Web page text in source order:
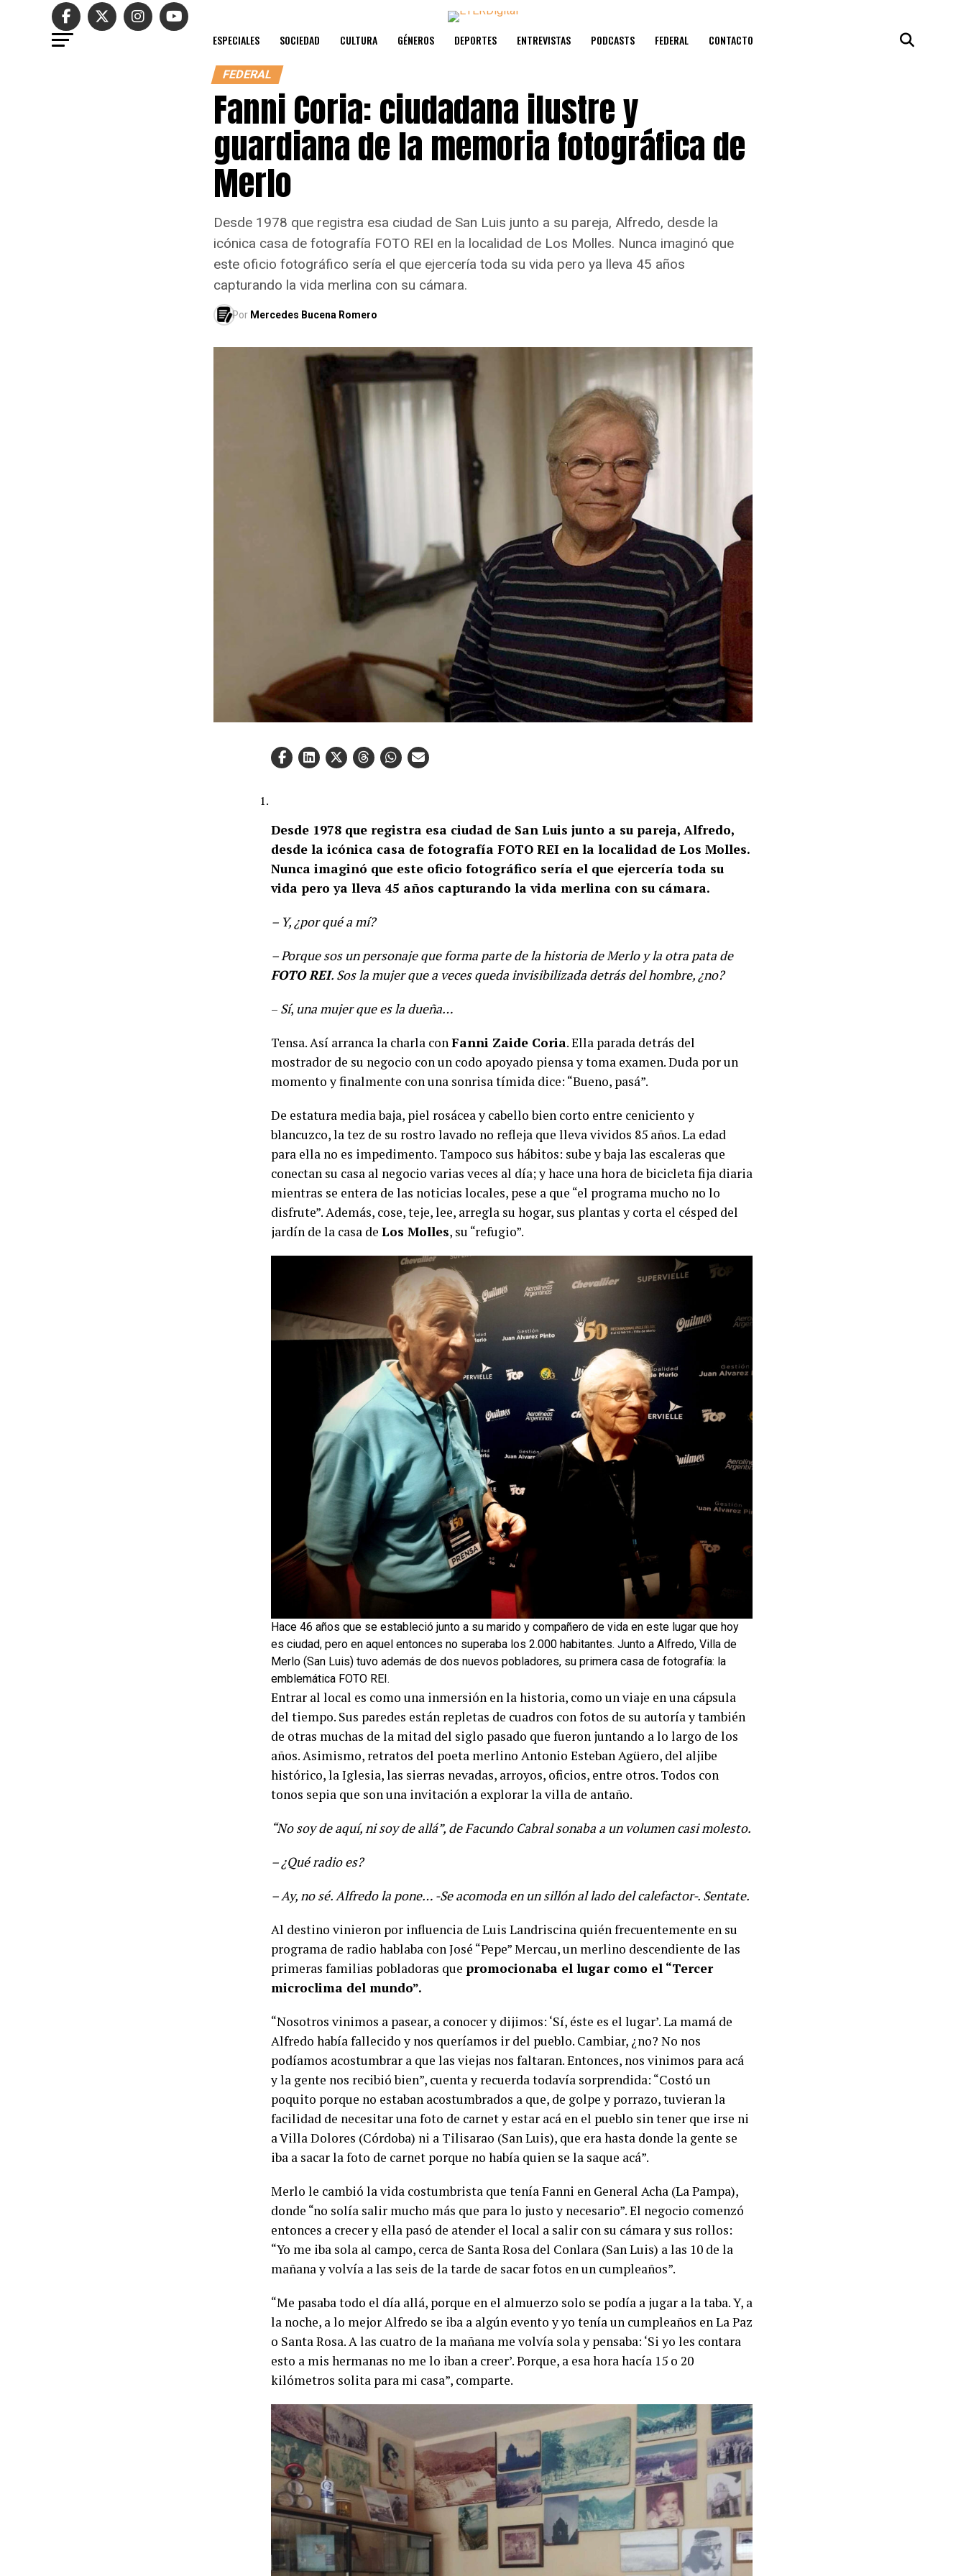
ESPECIALES SOCIEDAD CULTURA GÉNEROS DEPORTES ENTREVISTAS PODCASTS FEDERAL CONTACTO
FEDERAL
Fanni Coria: ciudadana ilustre y
guardiana de la memoria fotográfica de
Merlo
Desde 1978 que registra esa ciudad de San Luis junto a su pareja, Alfredo, desde la
icónica casa de fotografía FOTO REI en la localidad de Los Molles. Nunca imaginó que
este oficio fotográfico sería el que ejercería toda su vida pero ya lleva 45 años
capturando la vida merlina con su cámara.
Por Mercedes Bucena Romero
Desde 1978 que registra esa ciudad de San Luis junto a su pareja, Alfredo,
desde la icónica casa de fotografía FOTO REI en la localidad de Los Molles.
Nunca imaginó que este oficio fotográfico sería el que ejercería toda su
vida pero ya lleva 45 años capturando la vida merlina con su cámara.
– Y, ¿por qué a mí?
– Porque sos un personaje que forma parte de la historia de Merlo y la otra pata de
FOTO REI. Sos la mujer que a veces queda invisibilizada detrás del hombre, ¿no?
– Sí, una mujer que es la dueña…
Tensa. Así arranca la charla conFanni Zaide Coria. Ella parada detrás del
mostrador de su negocio con un codo apoyado piensa y toma examen. Duda por un
momento y finalmente con una sonrisa tímida dice: “Bueno, pasá”.
De estatura media baja, piel rosácea y cabello bien corto entre ceniciento y
blancuzco, la tez de su rostro lavado no refleja que lleva vividos 85 años. La edad
para ella no es impedimento. Tampoco sus hábitos: sube y baja las escaleras que
conectan su casa al negocio varias veces al día; y hace una hora de bicicleta fija diaria
mientras se entera de las noticias locales, pese a que “el programa mucho no lo
disfrute”. Además, cose, teje, lee, arregla su hogar, sus plantas y corta el césped del
jardín de la casa de Los Molles, su “refugio”.
Hace 46 años que se estableció junto a su marido y compañero de vida en este lugar que hoy
es ciudad, pero en aquel entonces no superaba los 2.000 habitantes. Junto a Alfredo, Villa de
Merlo (San Luis) tuvo además de dos nuevos pobladores, su primera casa de fotografía: la
emblemática FOTO REI.
Entrar al local es como una inmersión en la historia, como un viaje en una cápsula
del tiempo. Sus paredes están repletas de cuadros con fotos de su autoría y también
de otras muchas de la mitad del siglo pasado que fueron juntando a lo largo de los
años. Asimismo, retratos del poeta merlino Antonio Esteban Agüero, del aljibe
histórico, la Iglesia, las sierras nevadas, arroyos, oficios, entre otros. Todos con
tonos sepia que son una invitación a explorar la villa de antaño.
“No soy de aquí, ni soy de allá”, de Facundo Cabral sonaba a un volumen casi molesto.
– ¿Qué radio es?
– Ay, no sé. Alfredo la pone… -Se acomoda en un sillón al lado del calefactor-. Sentate.
Al destino vinieron por influencia de Luis Landriscina quién frecuentemente en su
programa de radio hablaba con José “Pepe” Mercau, un merlino descendiente de las
primeras familias pobladoras que promocionaba el lugar como el “Tercer
microclima del mundo”.
“Nosotros vinimos a pasear, a conocer y dijimos: ‘Sí, éste es el lugar’. La mamá de
Alfredo había fallecido y nos queríamos ir del pueblo. Cambiar, ¿no? No nos
podíamos acostumbrar a que las viejas nos faltaran. Entonces, nos vinimos para acá
y la gente nos recibió bien”, cuenta y recuerda todavía sorprendida: “Costó un
poquito porque no estaban acostumbrados a que, de golpe y porrazo, tuvieran la
facilidad de necesitar una foto de carnet y estar acá en el pueblo sin tener que irse ni
a Villa Dolores (Córdoba) ni a Tilisarao (San Luis), que era hasta donde la gente se
iba a sacar la foto de carnet porque no había quien se la saque acá”.
Merlo le cambió la vida costumbrista que tenía Fanni en General Acha (La Pampa),
donde “no solía salir mucho más que para lo justo y necesario”. El negocio comenzó
entonces a crecer y ella pasó de atender el local a salir con su cámara y sus rollos:
“Yo me iba sola al campo, cerca de Santa Rosa del Conlara (San Luis) a las 10 de la
mañana y volvía a las seis de la tarde de sacar fotos en un cumpleaños”.
“Me pasaba todo el día allá, porque en el almuerzo solo se podía a jugar a la taba. Y, a
la noche, a lo mejor Alfredo se iba a algún evento y yo tenía un cumpleaños en La Paz
o Santa Rosa. A las cuatro de la mañana me volvía sola y pensaba: ‘Si yo les contara
esto a mis hermanas no me lo iban a creer’. Porque, a esa hora hacía 15 o 20
kilómetros solita para mi casa”, comparte.